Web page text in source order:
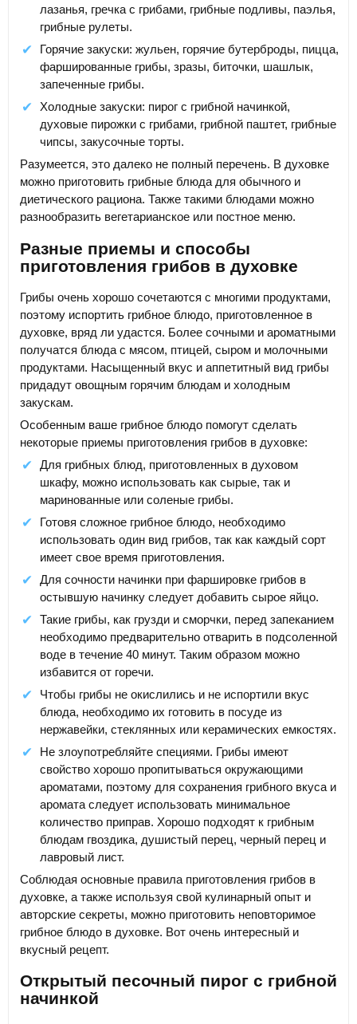
лазанья, гречка с грибами, грибные подливы, паэлья,
грибные рулеты.
Горячие закуски: жульен, горячие бутерброды, пицца,
фаршированные грибы, зразы, биточки, шашлык,
запеченные грибы.
Холодные закуски: пирог с грибной начинкой,
духовые пирожки с грибами, грибной паштет, грибные
чипсы, закусочные торты.
Разумеется, это далеко не полный перечень. В духовке
можно приготовить грибные блюда для обычного и
диетического рациона. Также такими блюдами можно
разнообразить вегетарианское или постное меню.
Разные приемы и способы
приготовления грибов в духовке
Грибы очень хорошо сочетаются с многими продуктами,
поэтому испортить грибное блюдо, приготовленное в
духовке, вряд ли удастся. Более сочными и ароматными
получатся блюда с мясом, птицей, сыром и молочными
продуктами. Насыщенный вкус и аппетитный вид грибы
придадут овощным горячим блюдам и холодным
закускам.
Особенным ваше грибное блюдо помогут сделать
некоторые приемы приготовления грибов в духовке:
Для грибных блюд, приготовленных в духовом
шкафу, можно использовать как сырые, так и
маринованные или соленые грибы.
Готовя сложное грибное блюдо, необходимо
использовать один вид грибов, так как каждый сорт
имеет свое время приготовления.
Для сочности начинки при фаршировке грибов в
остывшую начинку следует добавить сырое яйцо.
Такие грибы, как грузди и сморчки, перед запеканием
необходимо предварительно отварить в подсоленной
воде в течение 40 минут. Таким образом можно
избавится от горечи.
Чтобы грибы не окислились и не испортили вкус
блюда, необходимо их готовить в посуде из
нержавейки, стеклянных или керамических емкостях.
Не злоупотребляйте специями. Грибы имеют
свойство хорошо пропитываться окружающими
ароматами, поэтому для сохранения грибного вкуса и
аромата следует использовать минимальное
количество приправ. Хорошо подходят к грибным
блюдам гвоздика, душистый перец, черный перец и
лавровый лист.
Соблюдая основные правила приготовления грибов в
духовке, а также используя свой кулинарный опыт и
авторские секреты, можно приготовить неповторимое
грибное блюдо в духовке. Вот очень интересный и
вкусный рецепт.
Открытый песочный пирог с грибной
начинкой